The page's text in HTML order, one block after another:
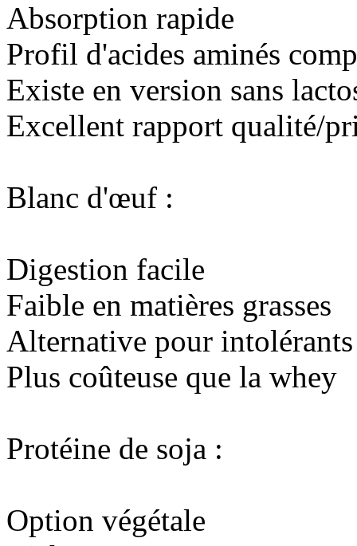
Absorption rapide
Profil d'acides aminés
Existe en version sans
Excellent rapport qualité/
Blanc d'œuf :
Digestion facile
Faible en matières grasses
Alternative pour intolérants
Plus coûteuse que la whey
Protéine de soja :
Option végétale